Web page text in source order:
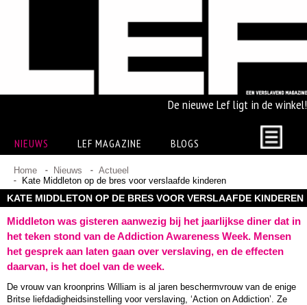
De nieuwe Lef ligt in de winkel!
NIEUWS LEF MAGAZINE BLOGS
Home Nieuws
Actueel
Kate Middleton op de bres voor verslaafde kinderen
KATE MIDDLETON OP DE BRES VOOR VERSLAAFDE KINDEREN
Middleton was gisteren aanwezig bij het jaarlijkse diner dat in
het teken stond van de Addiction Awareness Week. Mensen
het gesprek aan laten gaan over verslaving, en de effecten
daarvan, is het doel van de week.
De vrouw van kroonprins William is al jaren beschermvrouw van de enige
Britse liefdadigheidsinstelling voor verslaving, ‘Action on Addiction’. Ze